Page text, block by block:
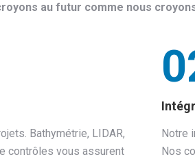
au futur comme nous
Bathymétrie, LIDAR,
contrôles vous assurent
Notre
Nos